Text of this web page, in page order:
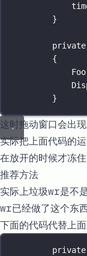
}
private
{
Foo
}
这时拖动窗口会出
实际把上面代码的
在放开的时候才冻住
推荐方法
实际上垃圾wr是不
wr已经做了这个东
下面的代码代替上
private